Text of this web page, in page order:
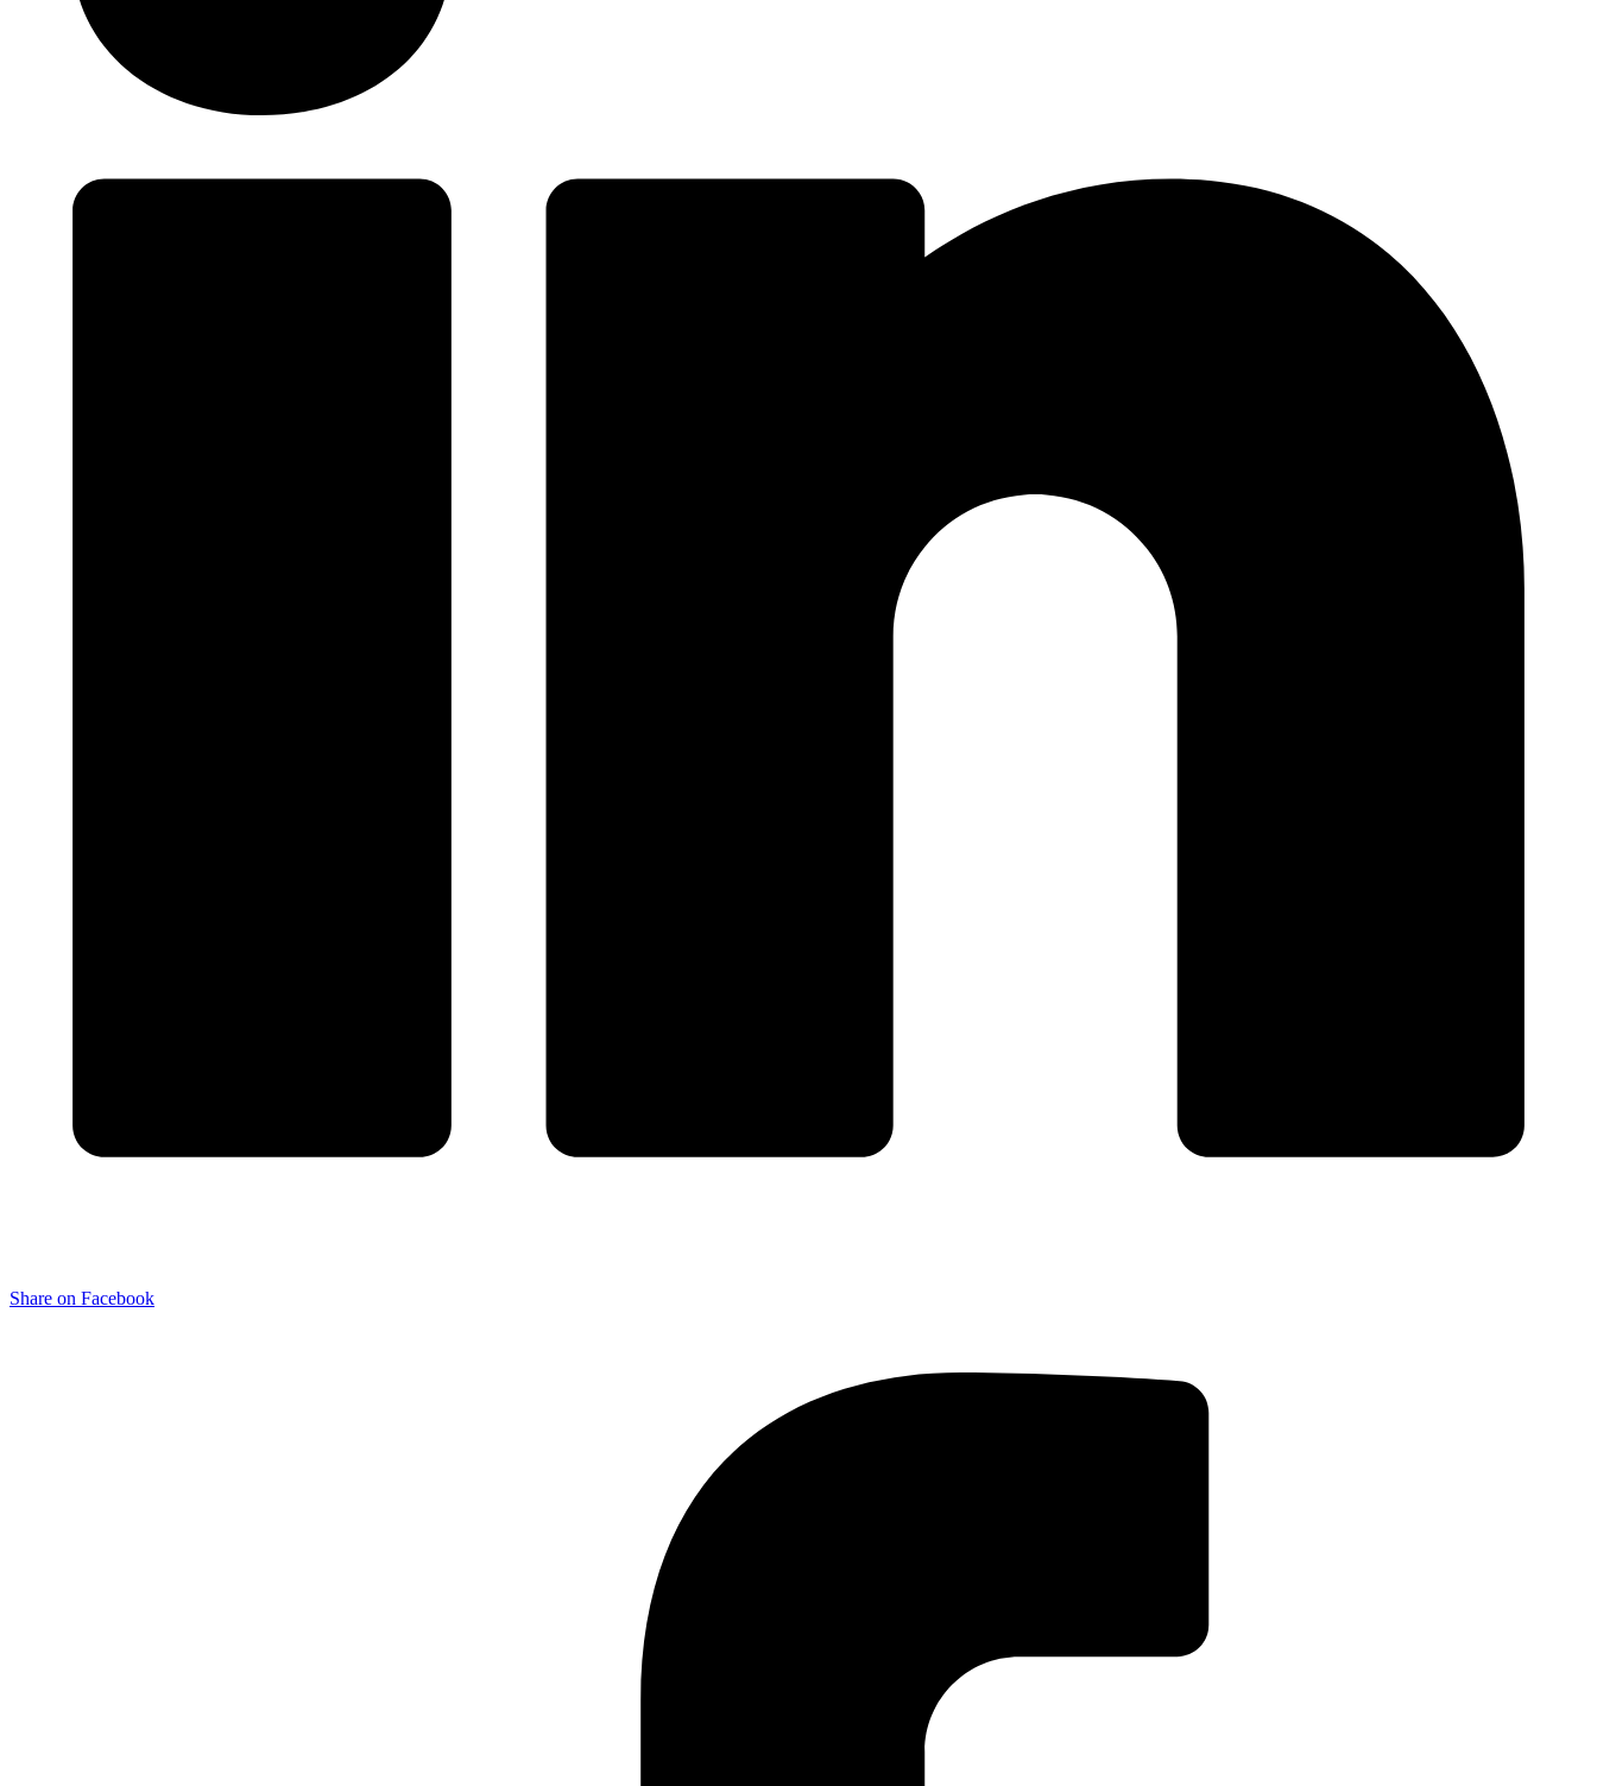
Share on Facebook